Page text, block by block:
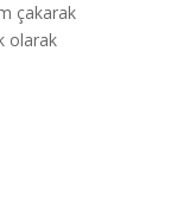
çakarak
olarak